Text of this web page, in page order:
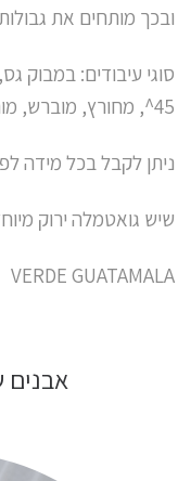
ובכך מותחים את
סוגי עיבודים: במבוק
45^, מחורץ, מוברש, מותז ועוד….
ניתן לקבל בכל מידה
שיש גואטמלה ירוק
VERDE GUATAMALA
אבנים